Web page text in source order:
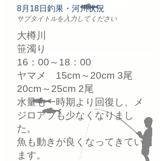
8月18日釣果・河川状況
サブタイトルを入力してください
大樽川
笹濁り
16：00～18：00
ヤマメ 15cm～20cm 3尾
20cm～25cm 2尾
水量も一時期より回復し、メ
ジロアブも少なくなりまし
た。
魚も動きが良くなってきてい
ます。